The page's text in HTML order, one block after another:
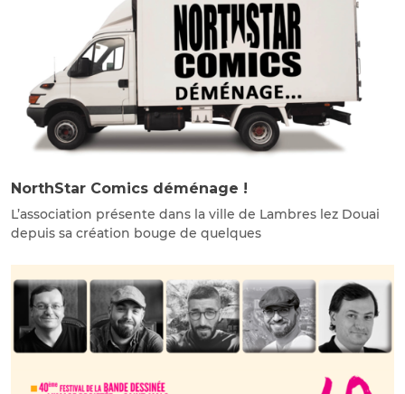
NorthStar Comics déménage !
L’association présente dans la ville de Lambres lez Douai
depuis sa création bouge de quelques